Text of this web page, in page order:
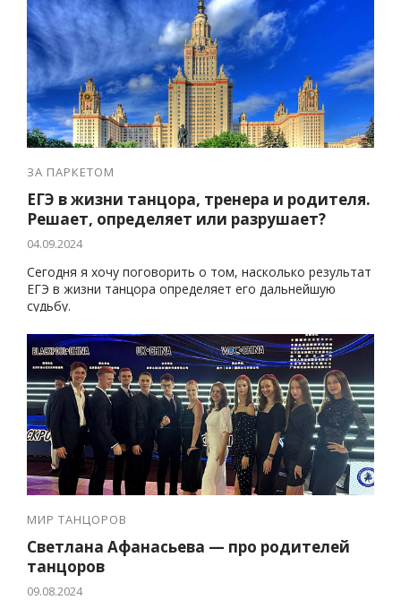
ЗА ПАРКЕТОМ
ЕГЭ в жизни танцора, тренера и родителя.
Решает, определяет или разрушает?
04.09.2024
Сегодня я хочу поговорить о том, насколько результат
ЕГЭ в жизни танцора определяет его дальнейшую
судьбу.
МИР ТАНЦОРОВ
Светлана Афанасьева — про родителей
танцоров
09.08.2024